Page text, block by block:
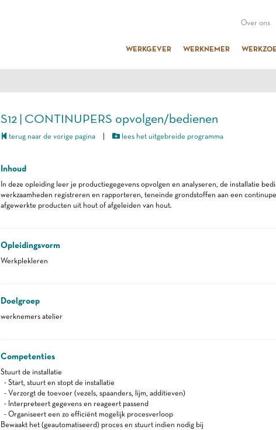
Over ons
WERKGEVER WERKNEMER
S12 | CONTINUPERS opvolgen/bedienen
terug naar de vorige pagina| lees het uitgebreide programma
Inhoud
In deze opleiding leer je productiegegevens opvolgen en analyseren, de installatie
werkzaamheden registreren en rapporteren, teneinde grondstoffen aan een
afgewerkte producten uit hout of afgeleiden van hout.
Opleidingsvorm
Werkplekleren
Doelgroep
werknemers atelier
Competenties
Stuurt de installatie
- Start, stuurt en stopt de installatie
- Verzorgt de toevoer (vezels, spaanders, lijm, additieven)
- Interpreteert gegevens en reageert passend
- Organiseert een zo efficiënt mogelijk procesverloop
Bewaakt het (geautomatiseerd) proces en stuurt indien nodig bij